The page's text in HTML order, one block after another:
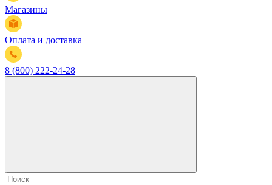
Магазины
Оплата и доставка
8 (800) 222-24-28